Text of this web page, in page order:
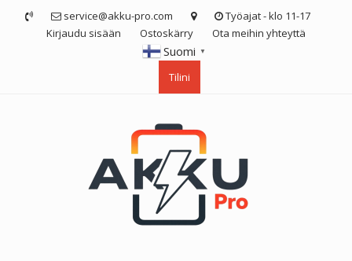
service@akku-pro.com
Työajat - klo 11-17
Kirjaudu sisään
Ostoskärry Ota meihin yhteyttä
Suomi ▼
Tilini